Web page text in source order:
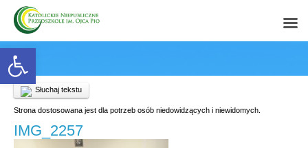
Open toolbar
Słuchaj tekstu
Strona dostosowana jest dla potrzeb osób niedowidzących i niewidomych.
IMG_2257